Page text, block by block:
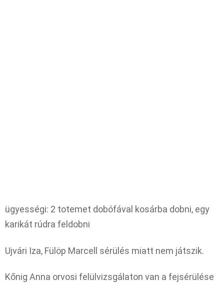
ügyességi: 2 totemet dobófával kosárba dobni, egy
karikát rúdra feldobni
Ujvári Iza, Fülöp Marcell sérülés miatt nem játszik.
Kőnig Anna orvosi felülvizsgálaton van a fejsérülése